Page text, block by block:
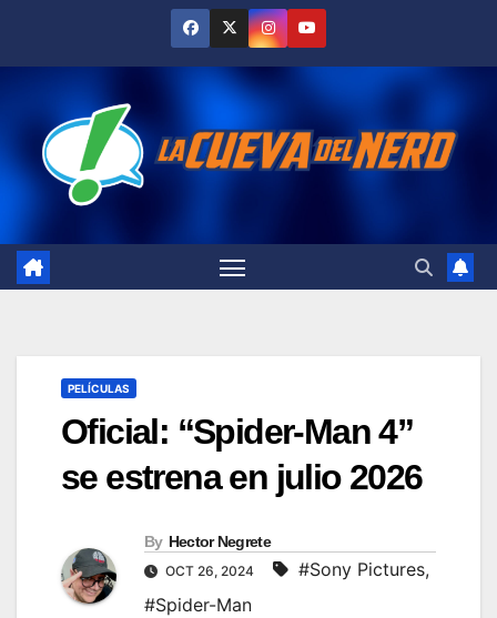
PELÍCULAS
Oficial: “Spider-Man 4”
se estrena en julio 2026
By Hector Negrete
OCT 26, 2024 #Sony Pictures,
#Spider-Man